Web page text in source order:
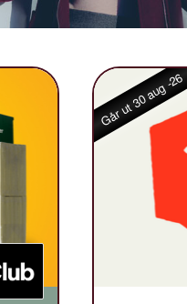
Går ut 30 aug -26